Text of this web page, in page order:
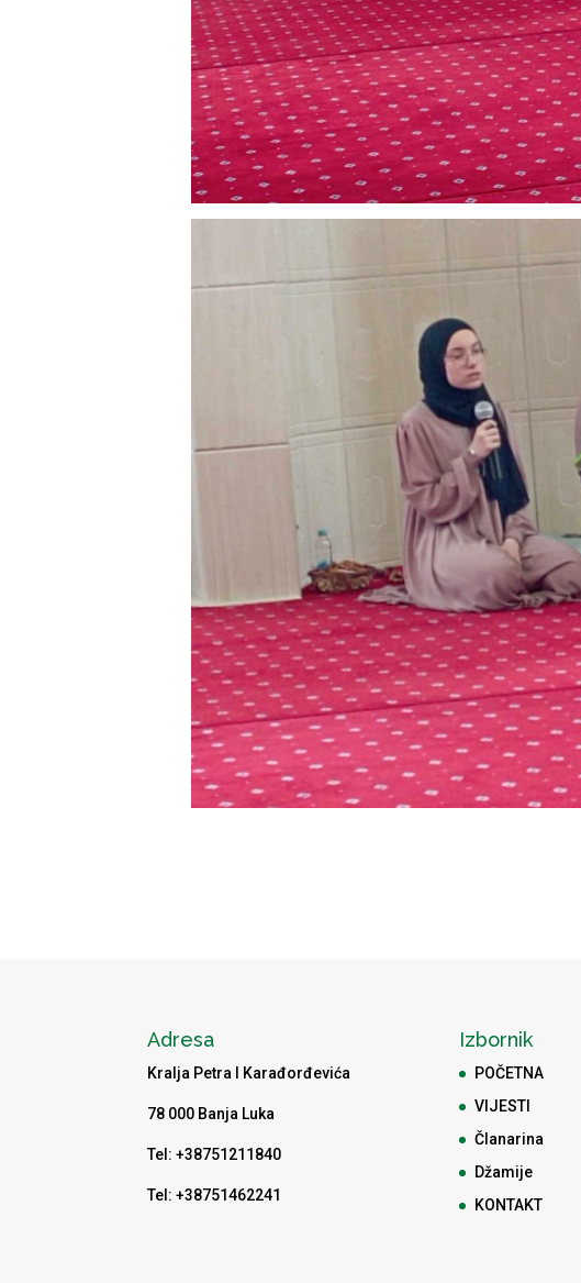
Adresa
Kralja Petra I Karađorđevića
78 000 Banja Luka
Tel: +38751211840
Tel: +38751462241
Izbornik
POČETNA
VIJESTI
Članarina
Džamije
KONTAKT